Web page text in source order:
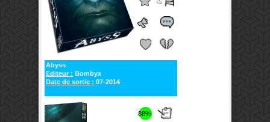
Abyss
Editeur : Bombyx
Date de sortie : 07-2014
88%